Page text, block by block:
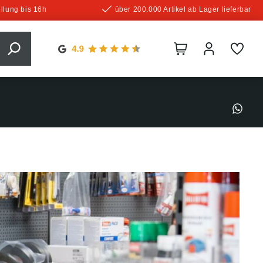
bis 16h über 200.000 Artikel ab Lager lieferbar